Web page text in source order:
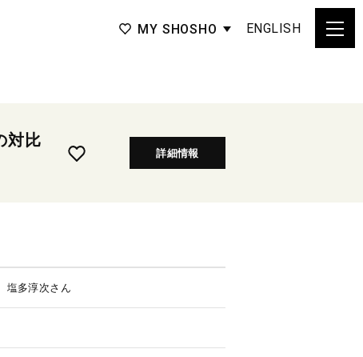
MY SHOSHO ENGLISH
対比
詳細情報
多淳次さん